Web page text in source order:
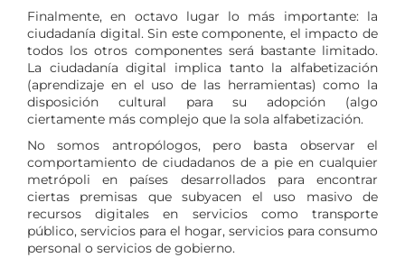
Finalmente, en octavo lugar lo más importante: la
ciudadanía digital. Sin este componente, el impacto de
todos los otros componentes será bastante limitado.
La ciudadanía digital implica tanto la alfabetización
(aprendizaje en el uso de las herramientas) como la
disposición cultural para su adopción (algo
ciertamente más complejo que la sola alfabetización.
No somos antropólogos, pero basta observar el
comportamiento de ciudadanos de a pie en cualquier
metrópoli en países desarrollados para encontrar
ciertas premisas que subyacen el uso masivo de
recursos digitales en servicios como transporte
público, servicios para el hogar, servicios para consumo
personal o servicios de gobierno.